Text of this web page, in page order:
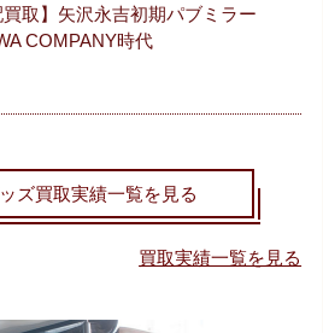
買取】矢沢永吉初期パブミラー
COMPANY時代
ズ買取実績一覧を見る
買取実績一覧を見る